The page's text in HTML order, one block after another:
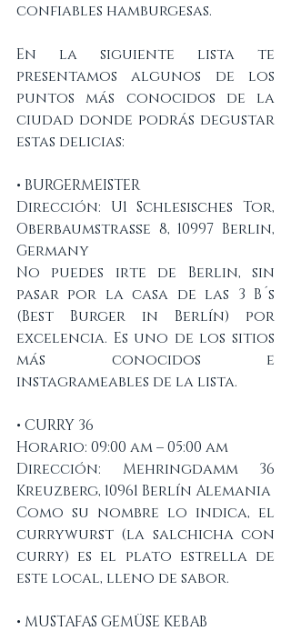
confiables hamburgesas.
En la siguiente lista te
presentamos algunos de los
puntos más conocidos de la
ciudad donde podrás degustar
estas delicias:
• BURGERMEISTER
Dirección: U1 Schlesisches Tor,
Oberbaumstraße 8, 10997 Berlin,
Germany
No puedes irte de Berlin, sin
pasar por la casa de las 3 B´s
(Best Burger in Berlín) por
excelencia. Es uno de los sitios
más conocidos e
instagrameables de la lista.
• CURRY 36
Horario: 09:00 am – 05:00 am
Dirección: Mehringdamm 36
Kreuzberg, 10961 Berlín Alemania
Como su nombre lo indica, el
currywurst (la salchicha con
curry) es el plato estrella de
este local, lleno de sabor.
• MUSTAFAS GEMÜSE KEBAB